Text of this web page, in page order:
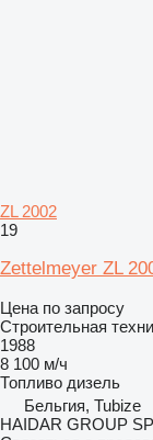
ZL 2002
19
Zettelmeyer ZL
Цена по запросу
Строительная
1988
8 100 м/ч
Топливо дизель
Бельгия, Tubize
HAIDAR GROUP